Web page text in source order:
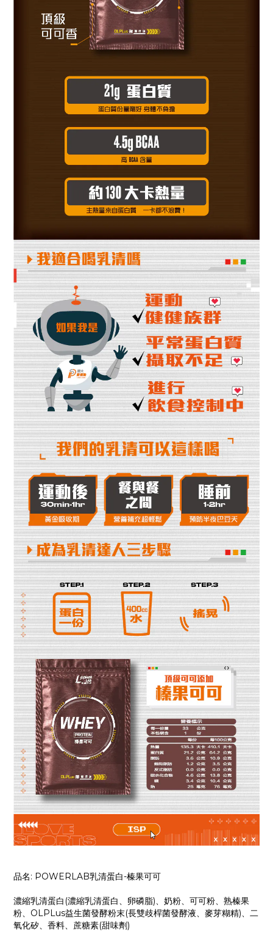
品名: POWERLAB乳清蛋白-榛果可可
濃縮乳清蛋白(濃縮乳清蛋白、卵磷脂)、奶粉、可可粉、熟榛果
粉、OLPLus益生菌發酵粉末(長雙歧桿菌發酵液、麥芽糊精)、二
氧化矽、香料、蔗糖素(甜味劑)